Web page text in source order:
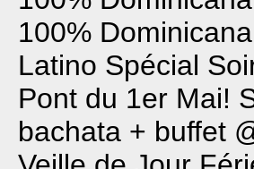
100%
Latino Spécial
Pont du 1er Mai!
bachata + buffet